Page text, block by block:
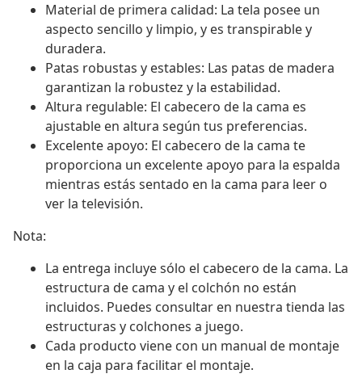
Material de primera calidad: La tela posee un
aspecto sencillo y limpio, y es transpirable y
duradera.
Patas robustas y estables: Las patas de madera
garantizan la robustez y la estabilidad.
Altura regulable: El cabecero de la cama es
ajustable en altura según tus preferencias.
Excelente apoyo: El cabecero de la cama te
proporciona un excelente apoyo para la espalda
mientras estás sentado en la cama para leer o
ver la televisión.
Nota:
La entrega incluye sólo el cabecero de la cama. La
estructura de cama y el colchón no están
incluidos. Puedes consultar en nuestra tienda las
estructuras y colchones a juego.
Cada producto viene con un manual de montaje
en la caja para facilitar el montaje.